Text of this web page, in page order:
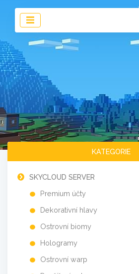
KATEGORIE
SKYCLOUD SERVER
Premium účty
Dekorativní hlavy
Ostrovní biomy
Hologramy
Ostrovní warp